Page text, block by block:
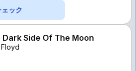
ック
Dark Side Of The Moon